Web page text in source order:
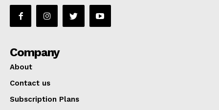
Company
About
Contact us
Subscription Plans